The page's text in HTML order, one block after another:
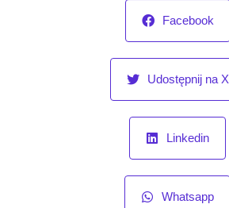
Facebook
Udostępnij na X
Linkedin
Whatsapp